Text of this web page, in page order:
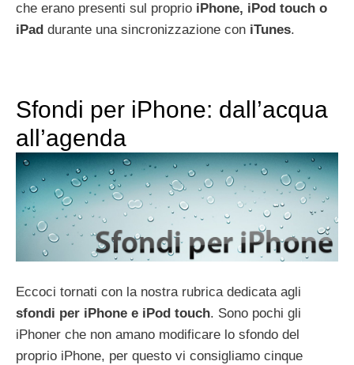
che erano presenti sul proprio iPhone, iPod touch o
iPad durante una sincronizzazione con iTunes.
Sfondi per iPhone: dall’acqua
all’agenda
Eccoci tornati con la nostra rubrica dedicata agli
sfondi per iPhone e iPod touch. Sono pochi gli
iPhoner che non amano modificare lo sfondo del
proprio iPhone, per questo vi consigliamo cinque